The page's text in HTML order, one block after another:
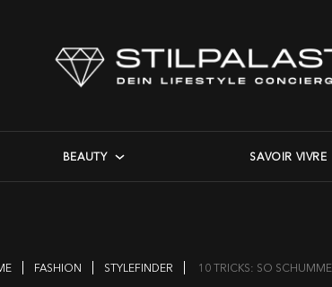
BEAUTY SAVOIR VIVRE
FASHION STYLEFINDER 10 TRICKS: SO